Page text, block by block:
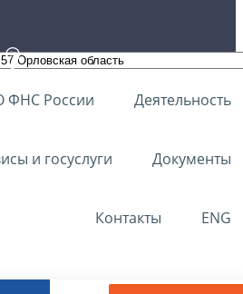
ФНС России Деятельность
и госуслуги Документы
Контакты ENG